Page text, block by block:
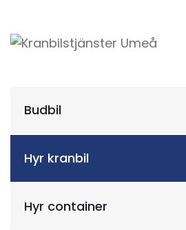
Budbil
Hyr kranbil
Hyr container